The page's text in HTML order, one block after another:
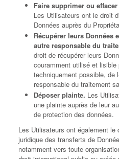
Faire supprimer ou
Les Utilisateurs ont le droit
Données auprès du
Récupérer leurs Données
autre responsable du
droit de récupérer leurs
couramment utilisé et
techniquement possible, de
responsable du traitement
Déposer plainte. Les
une plainte auprès de leur
de protection des données.
Les Utilisateurs ont également
juridique des transferts de
notamment vers toute